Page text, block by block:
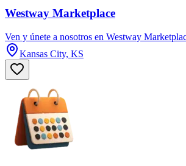
Westway Marketplace
Ven y únete a nosotros en Westway
Kansas City, KS